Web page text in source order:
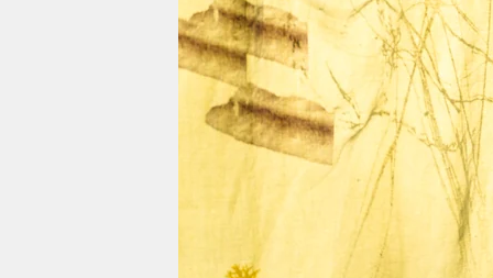
veranstaltungen
shop
fragen & hilfe
unterstützen